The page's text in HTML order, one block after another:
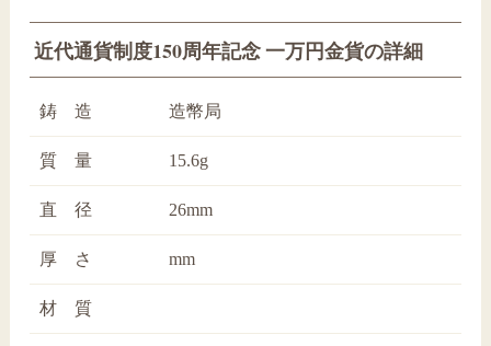
近代通貨制度150周年記念 一万円金貨の詳細
鋳 造 造幣局
質 量 15.6g
直 径 26mm
厚 さ mm
材 質